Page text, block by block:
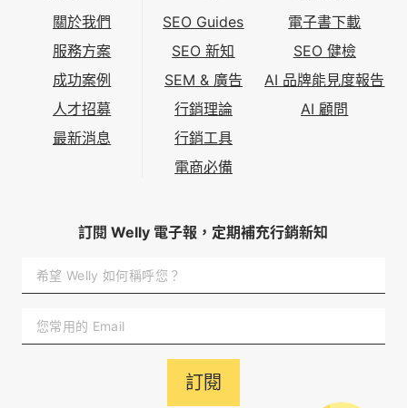
關於我們
服務方案
成功案例
人才招募
最新消息
SEO Guides
SEO 新知
SEM & 廣告
行銷理論
行銷工具
電商必備
電子書下載
SEO 健檢
AI 品牌能見度報告
AI 顧問
訂閱 Welly 電子報，定期補充行銷新知
訂閱